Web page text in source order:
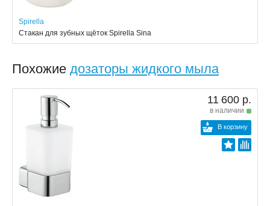
Spirella
Стакан для зубных щёток Spirella Sina
Похожие дозаторы жидкого мыла
11 600 р.
в наличии
В корзину